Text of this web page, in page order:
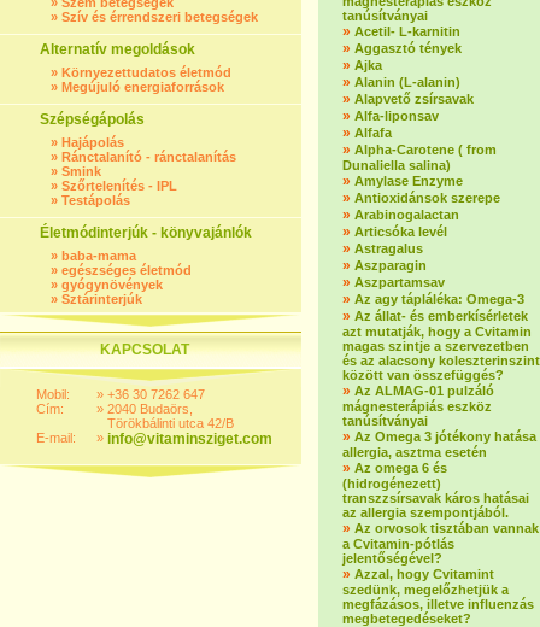
» Szív és érrendszeri betegségek
Alternatív megoldások
» Környezettudatos életmód
» Megújuló energiaforrások
Szépségápolás
» Hajápolás
» Ránctalanító - ránctalanítás
» Smink
» Szőrtelenítés - IPL
» Testápolás
Életmódinterjúk - könyvajánlók
» baba-mama
» egészséges életmód
» gyógynövények
» Sztárinterjúk
KAPCSOLAT
Mobil:
Cím:
E-mail:
»
»
»
+36 30 7262 647
2040 Budaörs,
Törökbálinti utca 42/B
info@vitaminsziget.com
tanúsítványai
» Acetil- L-karnitin
» Aggasztó tények
» Ajka
» Alanin (L-alanin)
» Alapvető zsírsavak
» Alfa-liponsav
» Alfafa
» Alpha-Carotene ( from
Dunaliella salina)
» Amylase Enzyme
» Antioxidánsok szerepe
» Arabinogalactan
» Articsóka levél
» Astragalus
» Aszparagin
» Aszpartamsav
» Az agy tápláléka: Omega-3
» Az állat- és emberkísérletek
azt mutatják, hogy a Cvitamin
magas szintje a szervezetben
és az alacsony koleszterinszint
között van összefüggés?
» Az ALMAG-01 pulzáló
mágnesterápiás eszköz
tanúsítványai
» Az Omega 3 jótékony hatása
allergia, asztma esetén
» Az omega 6 és
(hidrogénezett)
transzzsírsavak káros hatásai
az allergia szempontjából.
» Az orvosok tisztában vannak
a Cvitamin-pótlás
jelentőségével?
» Azzal, hogy Cvitamint
szedünk, megelőzhetjük a
megfázásos, illetve influenzás
megbetegedéseket?